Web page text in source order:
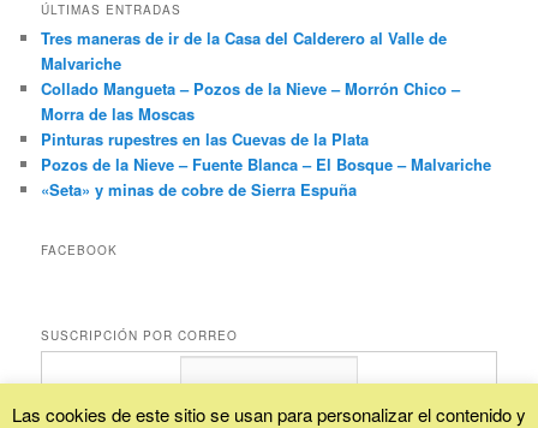
ÚLTIMAS ENTRADAS
Tres maneras de ir de la Casa del Calderero al Valle de
Malvariche
Collado Mangueta – Pozos de la Nieve – Morrón Chico –
Morra de las Moscas
Pinturas rupestres en las Cuevas de la Plata
Pozos de la Nieve – Fuente Blanca – El Bosque – Malvariche
«Seta» y minas de cobre de Sierra Espuña
FACEBOOK
SUSCRIPCIÓN POR CORREO
Las cookies de este sitio se usan para personalizar el contenido y